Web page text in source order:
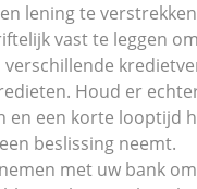
lening te
vast te leggen
Houd er
en een korte looptijd
beslissing neemt.
met uw bank